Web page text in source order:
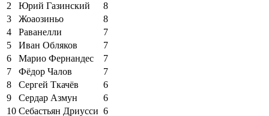
2
Юрий Газинский
8
3
Жоаозиньо
8
4
Раванелли
7
5
Иван Обляков
7
6
Марио Фернандес
7
7
Фёдор Чалов
7
8
Сергей Ткачёв
6
9
Сердар Азмун
6
10 Себастьян Дриусси 6